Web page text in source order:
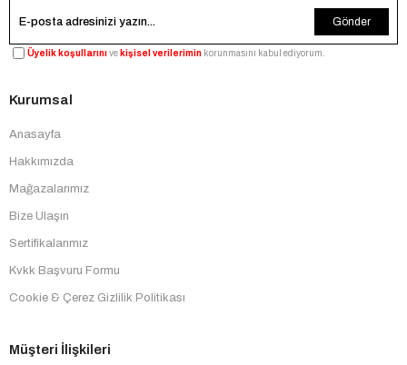
Gönder
Üyelik koşullarınıve kişisel verilerimin korunmasını kabul ediyorum.
Kurumsal
Anasayfa
Hakkımızda
Mağazalarımız
Bize Ulaşın
Sertifikalarımız
Kvkk Başvuru Formu
Cookie & Çerez Gizlilik Politikası
Müşteri İlişkileri